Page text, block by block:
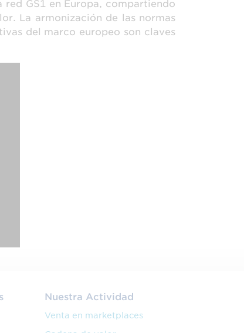
GS1 en Europa, compartiendo
La armonización de las normas
del marco europeo son claves
Nuestra Actividad
Venta en marketplaces